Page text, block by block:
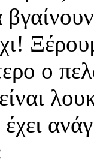
ο